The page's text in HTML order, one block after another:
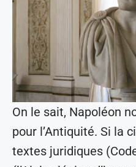
On le sait, Napoléon
pour l’Antiquité. Si la
textes juridiques